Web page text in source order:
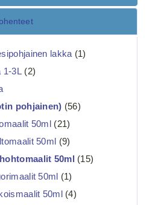
lakka(1)
1-3L(2)
pohjainen) (56)
50ml
(21)
50ml
(9)
50ml
(15)
50ml
(1)
50ml
(4)